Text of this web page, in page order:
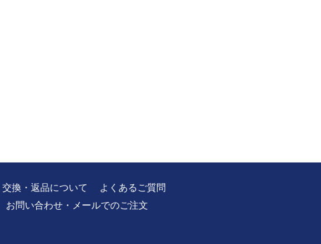
換・返品について
よくあるご質問
お問い合わせ・メールでのご注文